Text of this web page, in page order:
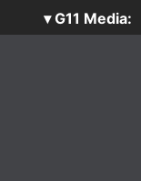
▾ G11 Media:
SecurityOpenLab